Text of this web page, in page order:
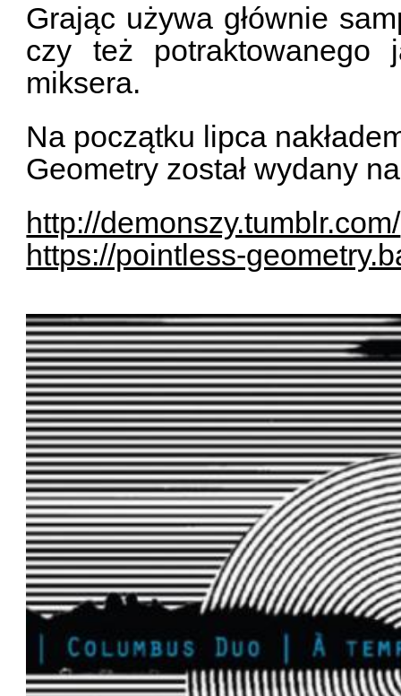
Grając używa głównie
czy też potraktowanego
miksera.
Na początku lipca
Geometry został wydany
http://demonszy.tumblr.com/
https://pointless-